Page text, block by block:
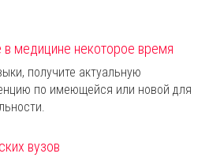
в медицине некоторое время
получите актуальную
по имеющейся или новой для
вузов